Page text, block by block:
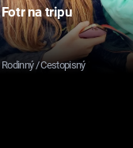
Fotr na tripu
Rodinný / Cestopisný